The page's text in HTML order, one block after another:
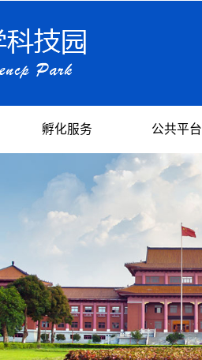
孵化服务 公共平台